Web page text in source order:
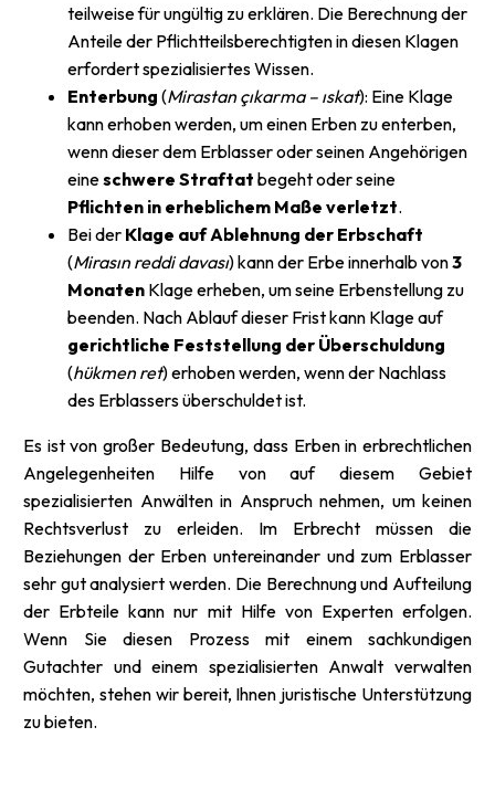
teilweise für ungültig zu erklären. Die Berechnung der
Anteile der Pflichtteilsberechtigten in diesen Klagen
erfordert spezialisiertes Wissen.
Enterbung (Mirastan çıkarma – ıskat): Eine Klage
kann erhoben werden, um einen Erben zu enterben,
wenn dieser dem Erblasser oder seinen Angehörigen
eineschwere Straftat begeht oder seine
Pflichten in erheblichem Maße verletzt.
Bei der Klage auf Ablehnung der Erbschaft
(Mirasın reddi davası) kann der Erbe innerhalb von3
Monaten Klage erheben, um seine Erbenstellung zu
beenden. Nach Ablauf dieser Frist kann Klage auf
gerichtliche Feststellung der Überschuldung
(hükmen ret) erhoben werden, wenn der Nachlass
des Erblassers überschuldet ist.
Es ist von großer Bedeutung, dass Erben in erbrechtlichen
Angelegenheiten Hilfe von auf diesem Gebiet
spezialisierten Anwälten in Anspruch nehmen, um keinen
Rechtsverlust zu erleiden. Im Erbrecht müssen die
Beziehungen der Erben untereinander und zum Erblasser
sehr gut analysiert werden. Die Berechnung und Aufteilung
der Erbteile kann nur mit Hilfe von Experten erfolgen.
Wenn Sie diesen Prozess mit einem sachkundigen
Gutachter und einem spezialisierten Anwalt verwalten
möchten, stehen wir bereit, Ihnen juristische Unterstützung
zu bieten.